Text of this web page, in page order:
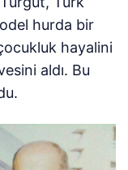
hurda bir
hayalini
aldı. Bu